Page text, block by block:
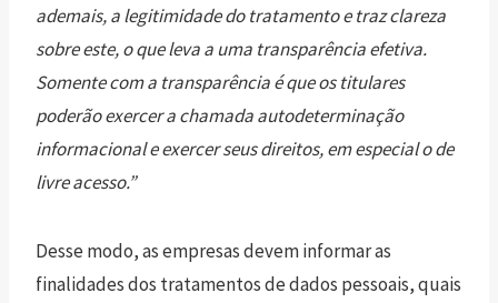
ademais, a legitimidade do tratamento e traz clareza
sobre este, o que leva a uma transparência efetiva.
Somente com a transparência é que os titulares
poderão exercer a chamada autodeterminação
informacional e exercer seus direitos, em especial o de
livre acesso.”
Desse modo, as empresas devem informar as
finalidades dos tratamentos de dados pessoais, quais